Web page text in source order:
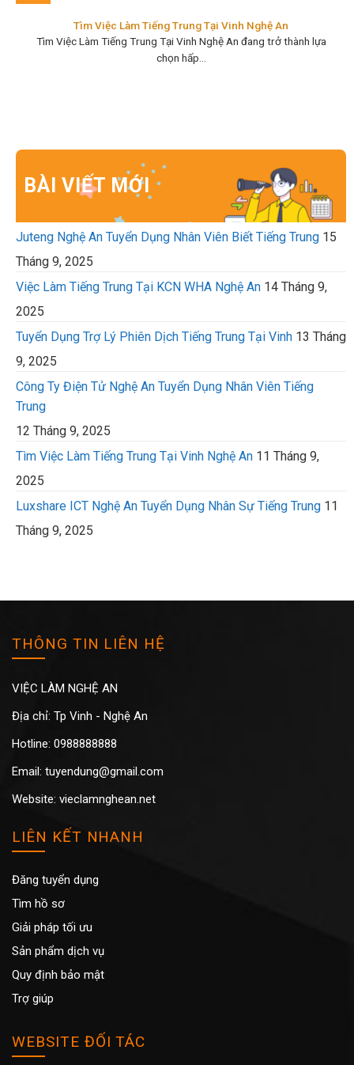
Tìm Việc Làm Tiếng Trung Tại Vinh Nghệ An
Tìm Việc Làm Tiếng Trung Tại Vinh Nghệ An đang trở thành lựa
chọn hấp...
BÀI VIẾT MỚI
Juteng Nghệ An Tuyển Dụng Nhân Viên Biết Tiếng Trung 15
Tháng 9, 2025
Việc Làm Tiếng Trung Tại KCN WHA Nghệ An 14 Tháng 9,
2025
Tuyển Dụng Trợ Lý Phiên Dịch Tiếng Trung Tại Vinh 13 Tháng
9, 2025
Công Ty Điện Tử Nghệ An Tuyển Dụng Nhân Viên Tiếng
Trung
12 Tháng 9, 2025
Tìm Việc Làm Tiếng Trung Tại Vinh Nghệ An 11 Tháng 9,
2025
Luxshare ICT Nghệ An Tuyển Dụng Nhân Sự Tiếng Trung 11
Tháng 9, 2025
THÔNG TIN LIÊN HỆ
VIỆC LÀM NGHỆ AN
Địa chỉ: Tp Vinh - Nghệ An
Hotline: 0988888888
Email: tuyendung@gmail.com
Website: vieclamnghean.net
LIÊN KẾT NHANH
Đăng tuyển dụng
Tìm hồ sơ
Giải pháp tối ưu
Sản phẩm dịch vụ
Quy định bảo mật
Trợ giúp
WEBSITE ĐỐI TÁC